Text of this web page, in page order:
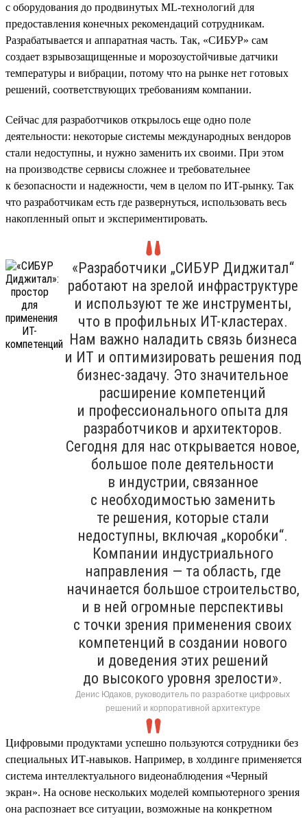
с оборудования до продвинутых ML-технологий для
предоставления конечных рекомендаций сотрудникам.
Разрабатывается и аппаратная часть. Так, «СИБУР» сам
создает взрывозащищенные и морозоустойчивые датчики
температуры и вибрации, потому что на рынке нет готовых
решений, соответствующих требованиям компании.
Сейчас для разработчиков открылось еще одно поле
деятельности: некоторые системы международных вендоров
стали недоступны, и нужно заменить их своими. При этом
на производстве сервисы сложнее и требовательнее
к безопасности и надежности, чем в целом по ИТ-рынку. Так
что разработчикам есть где развернуться, использовать весь
накопленный опыт и экспериментировать.
«Разработчики „СИБУР Диджитал“
работают на зрелой инфраструктуре
и используют те же инструменты,
что в профильных ИТ-кластерах.
Нам важно наладить связь бизнеса
и ИТ и оптимизировать решения под
бизнес-задачу. Это значительное
расширение компетенций
и профессионального опыта для
разработчиков и архитекторов.
Сегодня для нас открывается новое,
большое поле деятельности
в индустрии, связанное
с необходимостью заменить
те решения, которые стали
недоступны, включая „коробки“.
Компании индустриального
направления — та область, где
начинается большое строительство,
и в ней огромные перспективы
с точки зрения применения своих
компетенций в создании нового
и доведения этих решений
до высокого уровня зрелости».
Денис Юдаков, руководитель по разработке цифровых
решений и корпоративной архитектуре
Цифровыми продуктами успешно пользуются сотрудники без
специальных ИТ-навыков. Например, в холдинге применяется
система интеллектуального видеонаблюдения «Черный
экран». На основе нескольких моделей компьютерного зрения
она распознает все ситуации, возможные на конкретном